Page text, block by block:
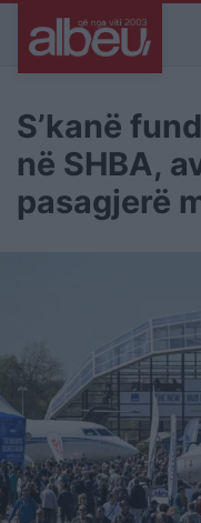
S’kanë
në SHBA,
pasagjerë